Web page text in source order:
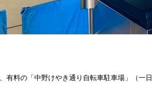
有料の「中野けやき通り自転車駐車場」（一